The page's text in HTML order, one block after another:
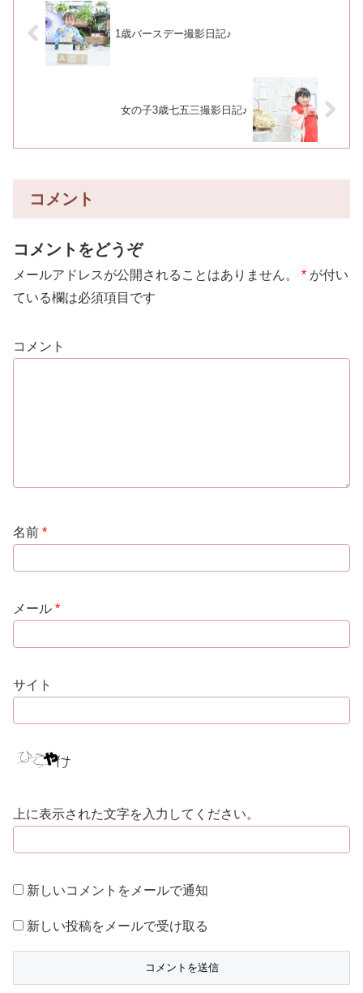
1歳バースデー撮影日記♪
女の子3歳七五三撮影日記♪
コメント
コメントをどうぞ
メールアドレスが公開されることはありません。 * が付い
ている欄は必須項目です
コメント
名前 *
メール *
サイト
上に表示された文字を入力してください。
新しいコメントをメールで通知
新しい投稿をメールで受け取る